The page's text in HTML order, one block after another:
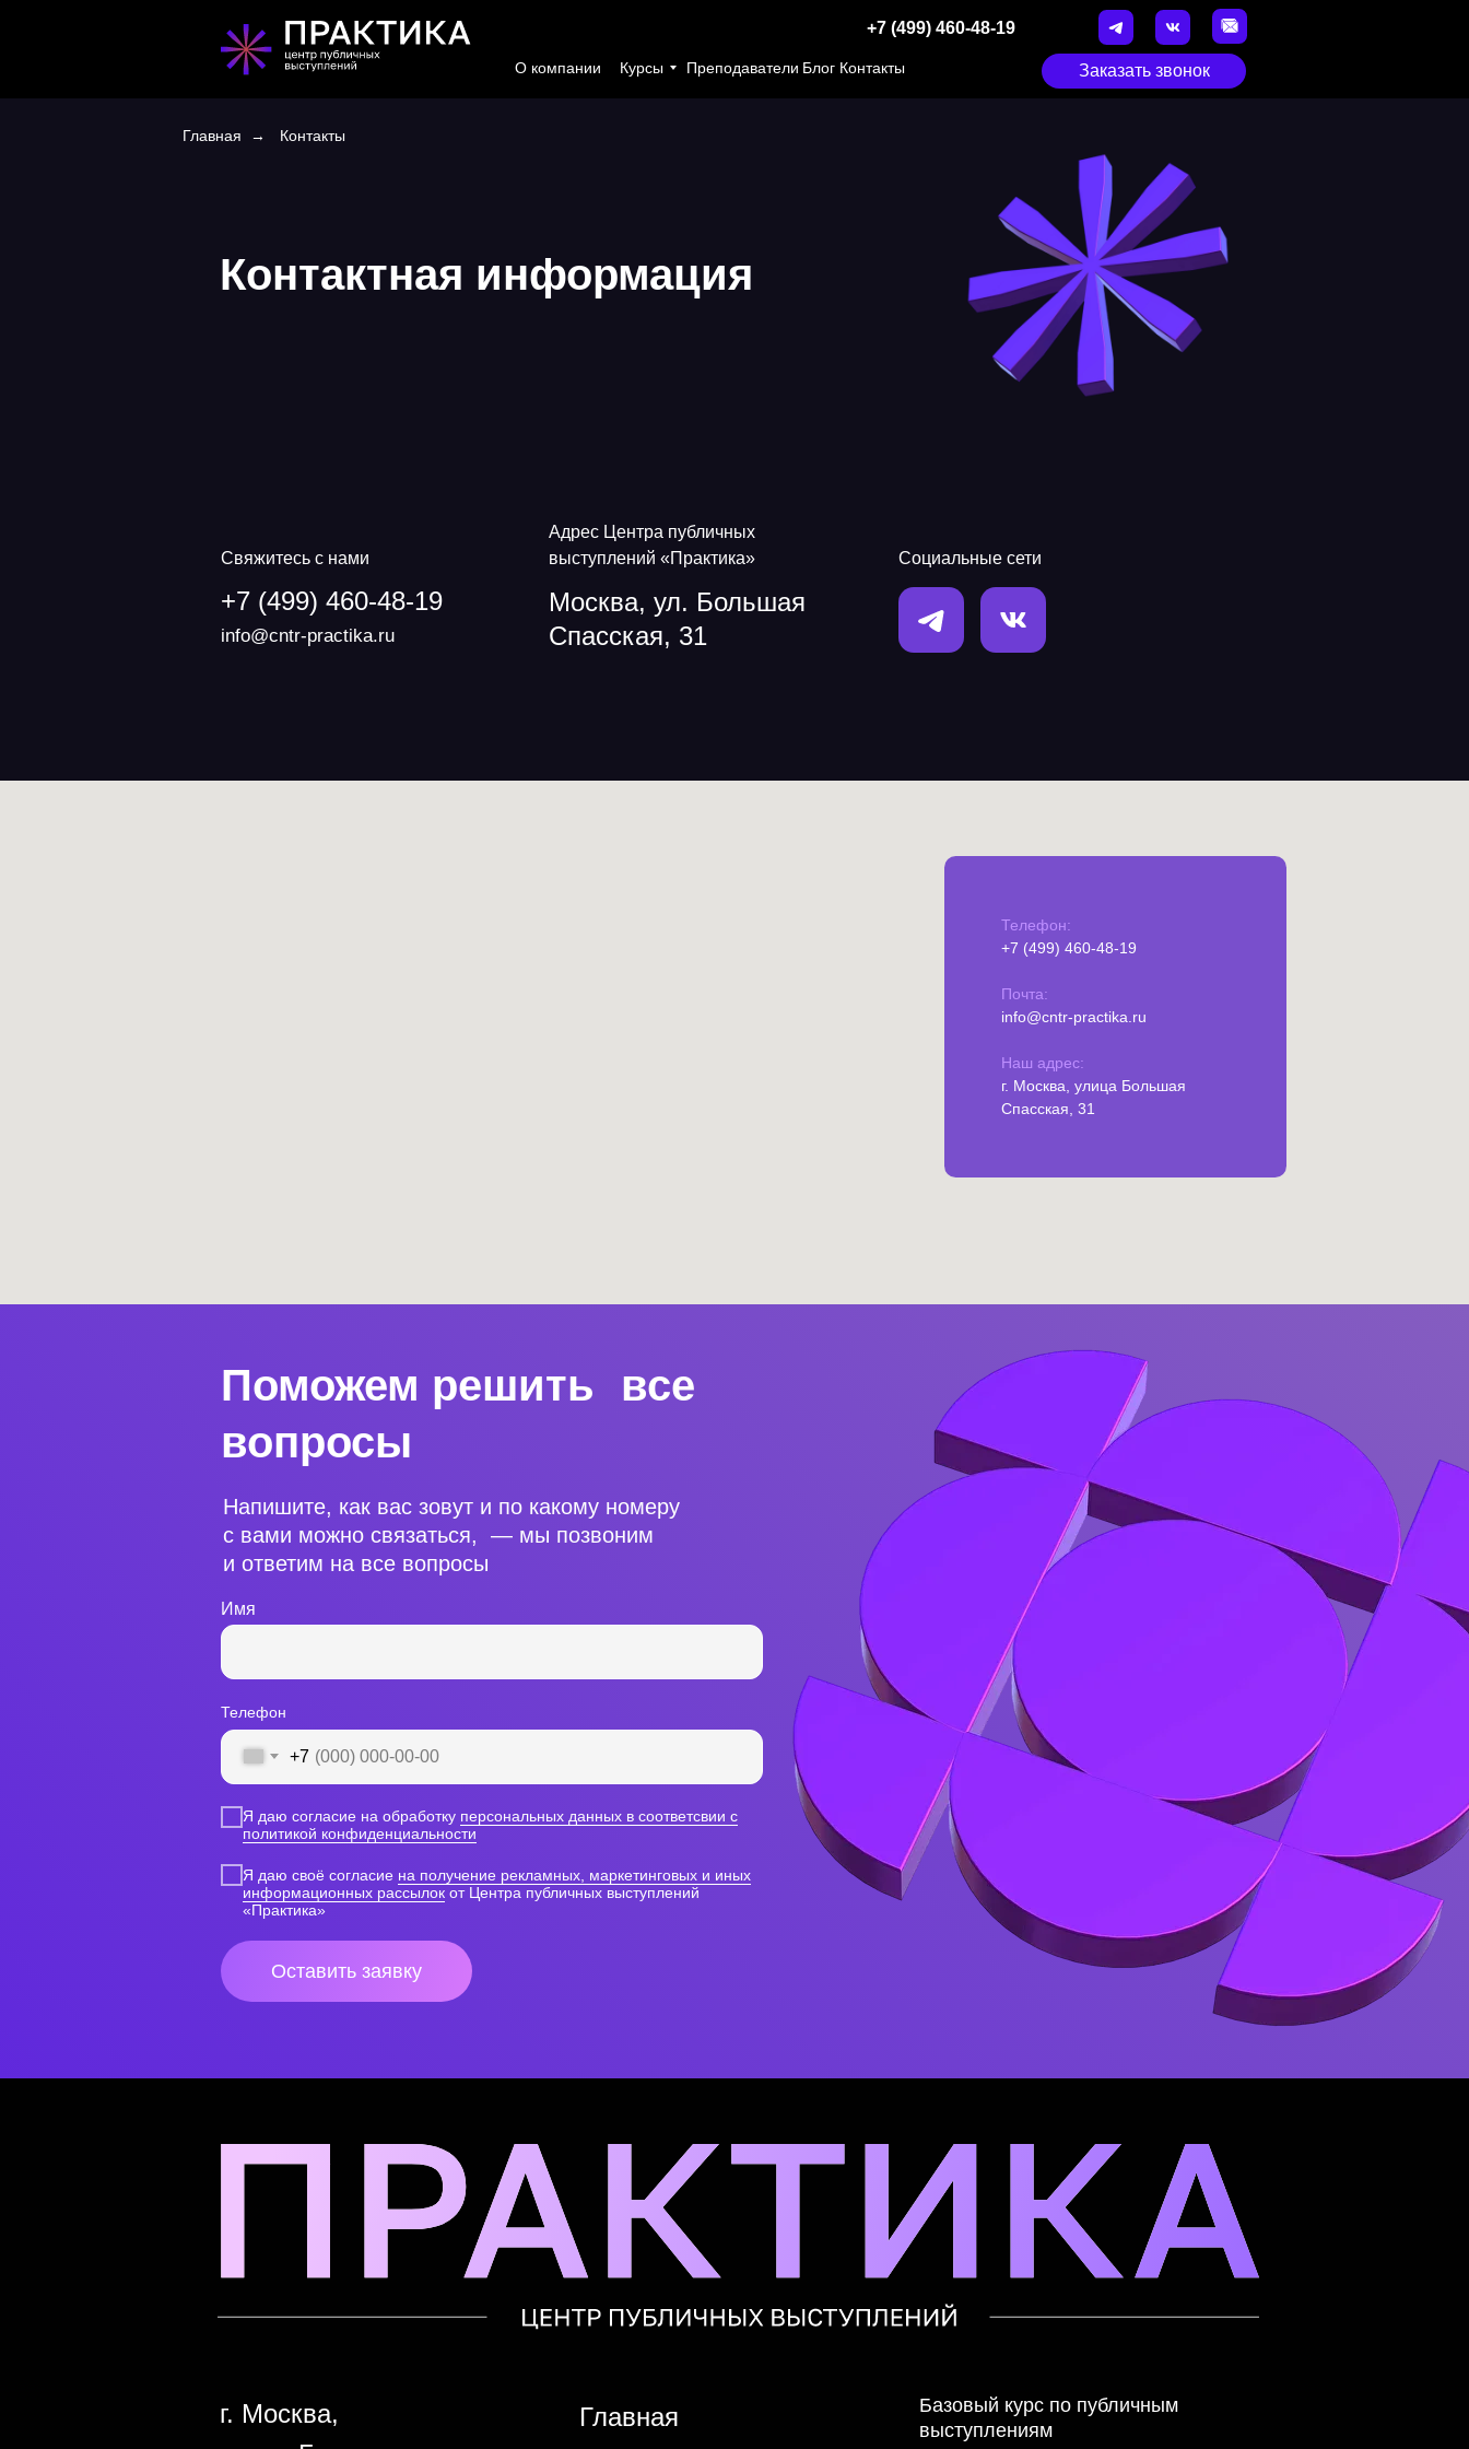
Заказать звонок
+7 (499) 460-48-19
О компании Курсы Преподаватели Блог Контакты
Контактная информация
Свяжитесь с нами
+7 (499) 460-48-19
info@cntr-practika.ru
Адрес Центра публичных
выступлений «Практика»
Москва, ул. Большая
Спасская, 31
Социальные сети
+7 (499) 460-48-19
info@cntr-practika.ru
Поможем решить все
вопросы
Напишите, как вас зовут и по какому номеру
с вами можно связаться, — мы позвоним
и ответим на все вопросы
Имя
Телефон
+7
Я даю согласие на обработку персональных данных в соответсвии с
политикой конфиденциальности
Я даю своё согласие на получение рекламных, маркетинговых и иных
информационных рассылок от Центра публичных выступлений
«Практика»
Оставить заявку
г. Москва,
Базовый курс по публичным
выступлениям
Главная